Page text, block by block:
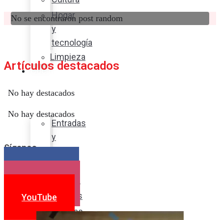
Hogar
y
tecnología
Limpieza
Cocina
sabor
Entradas
y
Postres
Bebidas
No se encontraron post random
Artículos destacados
No hay destacados
No hay destacados
Síganos
YouTube